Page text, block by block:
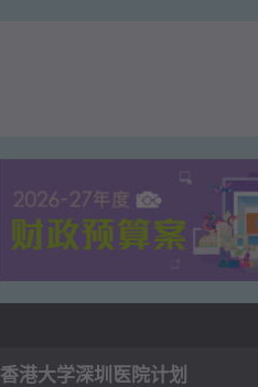
香港大学深圳医院计划